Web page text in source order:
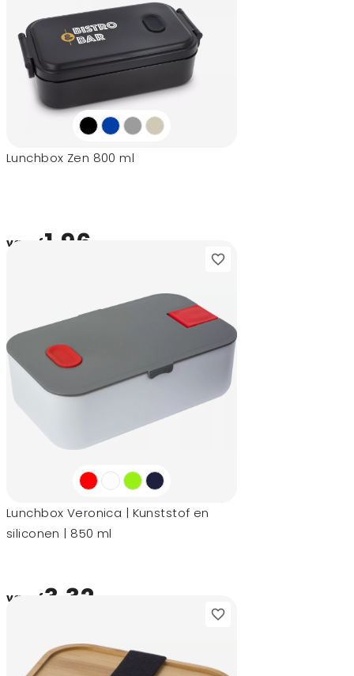
Lunchbox Zen 800 ml
vanaf1,96
Lunchbox Veronica | Kunststof en
siliconen | 850 ml
vanaf3,32